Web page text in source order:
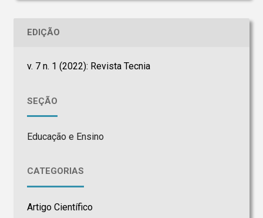
EDIÇÃO
v. 7 n. 1 (2022): Revista Tecnia
SEÇÃO
Educação e Ensino
CATEGORIAS
Artigo Científico